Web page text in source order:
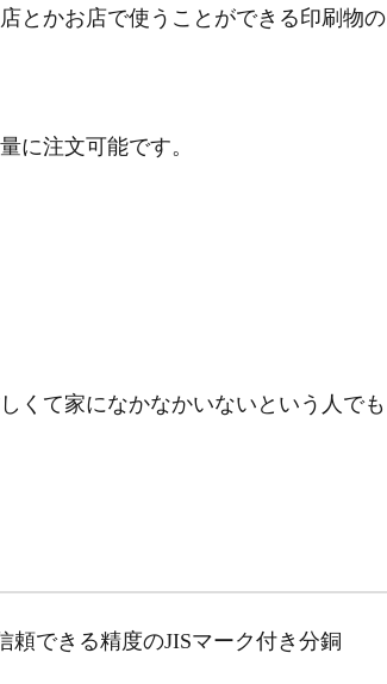
とかお店で使うことができる印刷物の
に注文可能です。
くて家になかなかいないという人でも
頼できる精度のJISマーク付き分銅